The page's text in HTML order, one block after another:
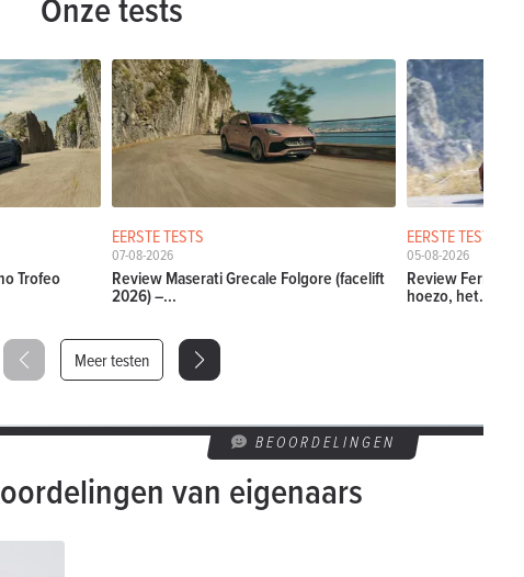
Trofeo
EERSTE TESTS
07-08-2026
Review Maserati Grecale Folgore (facelift
2026) –...
EERSTE TESTS
05-08-2026
Review Ferrari
hoezo, het...
Meer testen
BEOORDELINGEN
van eigenaars